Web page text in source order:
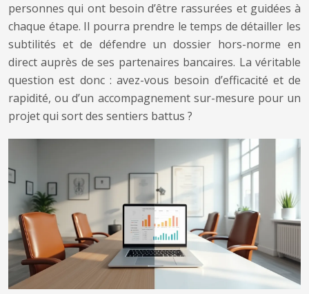
personnes qui ont besoin d’être rassurées et guidées à
chaque étape. Il pourra prendre le temps de détailler les
subtilités et de défendre un dossier hors-norme en
direct auprès de ses partenaires bancaires. La véritable
question est donc : avez-vous besoin d’efficacité et de
rapidité, ou d’un accompagnement sur-mesure pour un
projet qui sort des sentiers battus ?